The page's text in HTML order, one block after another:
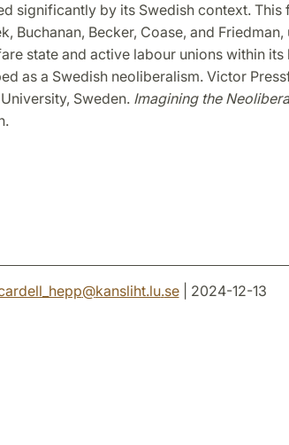
significantly by its Swedish context.
Buchanan, Becker, Coase, and
state and active labour unions within
as a Swedish neoliberalism. Victor
Sweden. Imagining the
@kansliht.lu.se| 2024-12-13